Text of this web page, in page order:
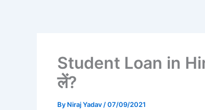
Student Loan in
लें?
By Niraj Yadav /07/09/2021